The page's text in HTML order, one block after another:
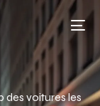
des voitures les